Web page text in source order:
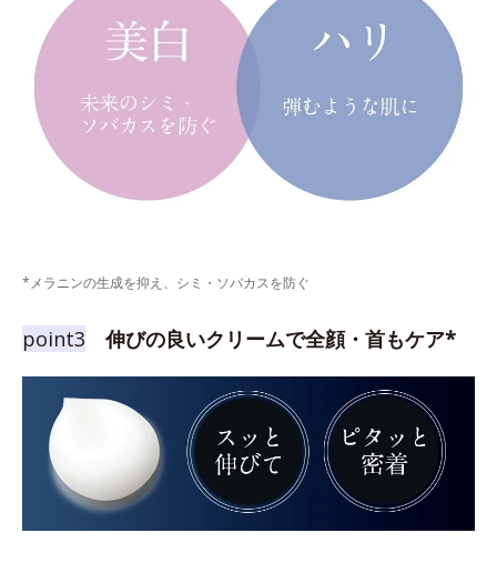
*メラニンの生成を抑え、シミ・ソバカスを防ぐ
point3 伸びの良いクリームで全顔・首もケア*